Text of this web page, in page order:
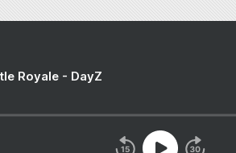
Royale - DayZ